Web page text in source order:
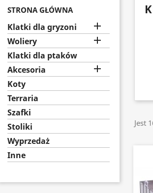
STRONA GŁÓWNA
Klatki dla gryzoni 
Woliery 
Klatki dla ptaków
Akcesoria

Koty
Terraria
Szafki
Stoliki
Wyprzedaż
Inne
Jest